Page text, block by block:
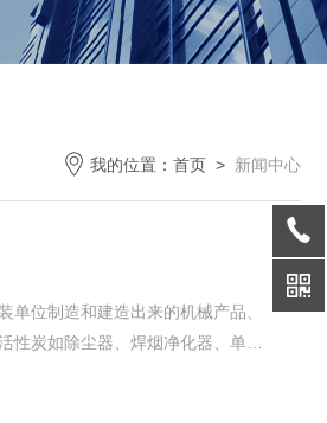
我的位置： 首页 > 新闻中心
位制造和建造出来的机械产品、
炭如除尘器、焊烟净化器、单体
体物质的动力设备，如水泵、风
器、压力表、流量监测装置等。